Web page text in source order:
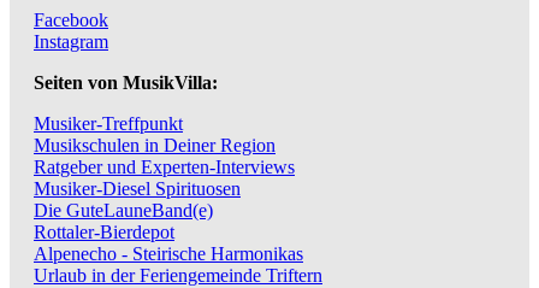
Facebook
Instagram
Seiten von MusikVilla:
Musiker-Treffpunkt
Musikschulen in Deiner Region
Ratgeber und Experten-Interviews
Musiker-Diesel Spirituosen
Die GuteLauneBand(e)
Rottaler-Bierdepot
Alpenecho - Steirische Harmonikas
Urlaub in der Feriengemeinde Triftern